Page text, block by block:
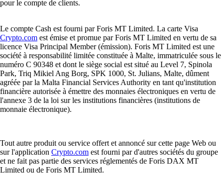
pour le compte de clients.
Le compte Cash est fourni par Foris MT Limited. La carte Visa
Crypto.com est émise et promue par Foris MT Limited en vertu de sa
licence Visa Principal Member (émission). Foris MT Limited est une
société à responsabilité limitée constituée à Malte, immatriculée sous le
numéro C 90348 et dont le siège social est situé au Level 7, Spinola
Park, Triq Mikiel Ang Borg, SPK 1000, St. Julians, Malte, dûment
agréée par la Malta Financial Services Authority en tant qu'institution
financière autorisée à émettre des monnaies électroniques en vertu de
l'annexe 3 de la loi sur les institutions financières (institutions de
monnaie électronique).
Tout autre produit ou service offert et annoncé sur cette page Web ou
sur l'application Crypto.com est fourni par d'autres sociétés du groupe
et ne fait pas partie des services réglementés de Foris DAX MT
Limited ou de Foris MT Limited.